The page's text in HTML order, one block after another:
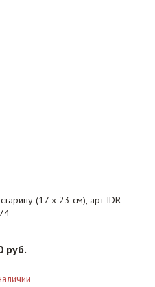
(17 х 23 см), арт IDR-
руб.